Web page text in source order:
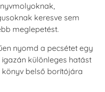
keresve sem
meglepetést.
nyomd a pecsétet egy
különleges hatást
könyv belső borítójára